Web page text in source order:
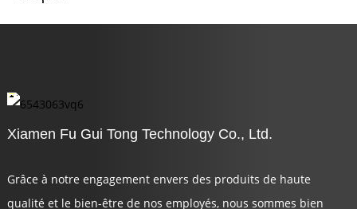
Xiamen Fu Gui Tong Technology Co., Ltd.
Grâce à notre engagement envers des produits de haute
qualité et le bien-être de nos employés, nous sommes bien